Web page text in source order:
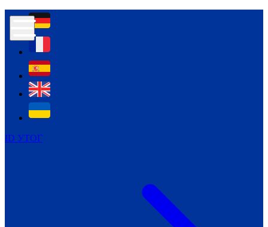
ID УТОГ
Контур психологічної безпеки глухих
Всеукраїнський пісенний
челендж «Україно, ти є!»
Молодіжний челендж «Жестова